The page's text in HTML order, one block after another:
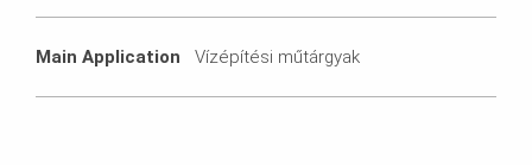
Main Application Vízépítési műtárgyak